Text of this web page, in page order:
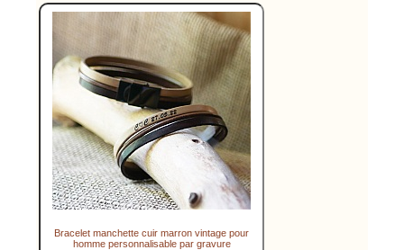
Bracelet manchette cuir marron vintage pour
homme personnalisable par gravure